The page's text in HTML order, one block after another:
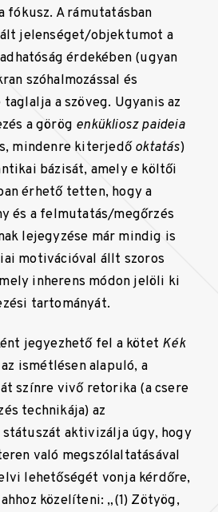
fókusz. A rámutatásban
jelenséget/objektumot a
érdekében (ugyan
szóhalmozással és
a szöveg. Ugyanis az
a görög enkükliosz paideia
mindenre kiterjedőoktatás)
bázisát, amely e költői
érhető tetten, hogy a
és a felmutatás/megőrzés
lejegyzése már mindig is
motivációval állt szoros
inherens módon jelöli ki
tartományát.
jegyezhető fel a kötet Kék
ismétlésen alapuló, a
színre vivő retorika (a csere
technikája) az
aktivizálja úgy, hogy
való megszólaltatásával
lehetőségét vonja kérdőre,
közelíteni: „(1) Zötyög,